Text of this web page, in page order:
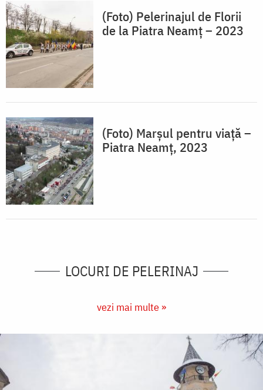
(Foto) Pelerinajul de Florii
de la Piatra Neamț – 2023
(Foto) Marșul pentru viață –
Piatra Neamț, 2023
LOCURI DE PELERINAJ
vezi mai multe »